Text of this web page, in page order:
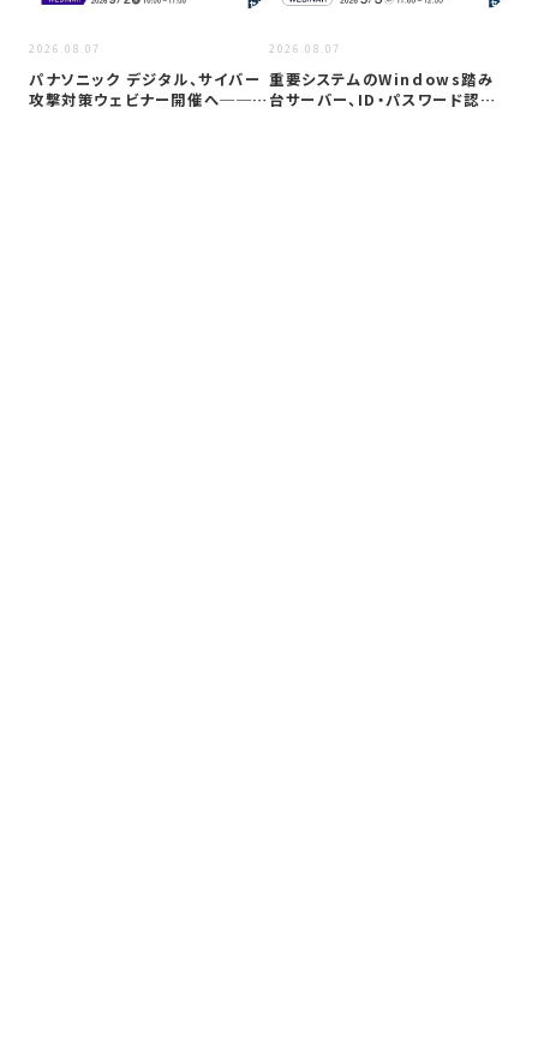
2026.08.07
パナソニック デジタル、サイバー
攻撃対策ウェビナー開催へ──自
2026.08.07
重要システムのWindows踏み
台サーバー、ID・パスワード認証